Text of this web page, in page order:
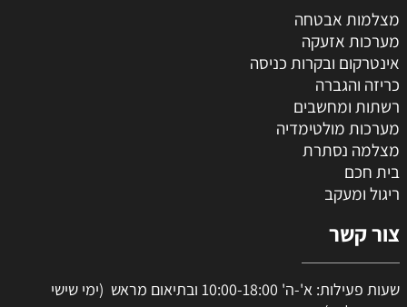
מצלמות אבטחה
מערכות אזעקה
אינטרקום ובקרות כניסה
כריזה והגברה
רשתות ומחשבים
מערכות מולטימדיה
מצלמה נסתרת
בית חכם
ריגול ומעקב
צור קשר
שעות פעילות: א'-ה' 10:00-18:00 ובתיאום מראש (ימי שישי